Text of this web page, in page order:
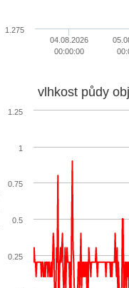
04.08.2026
00:00:00
1.275
vlhkost půdy
0.25
0.5
0.75
1
1.25